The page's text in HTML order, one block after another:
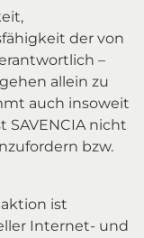
der von
–
allein zu
auch insoweit
SAVENCIA nicht
bzw.
ist
Internet- und